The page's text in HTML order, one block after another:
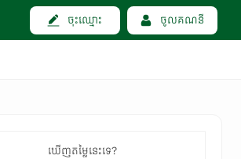
ចុះឈ្មោះ ចូលគណនី
ឃើញតម្លៃនេះទេ?